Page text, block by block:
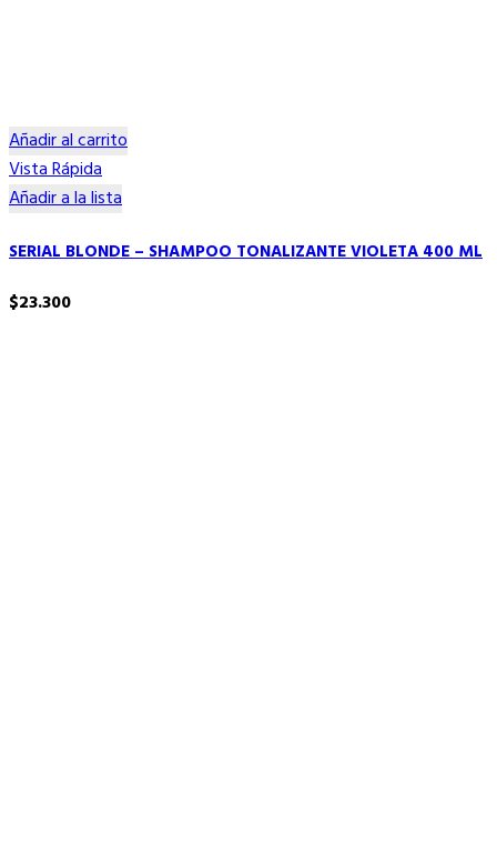
Añadir al carrito
Vista Rápida
Añadir a la lista
SERIAL BLONDE – SHAMPOO TONALIZANTE VIOLETA 400 ML
$23.300